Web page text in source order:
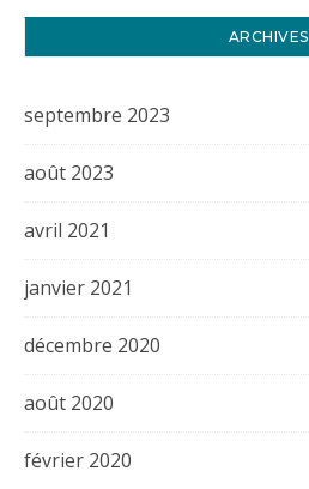
ARCHIVES
septembre 2023
août 2023
avril 2021
janvier 2021
décembre 2020
août 2020
février 2020